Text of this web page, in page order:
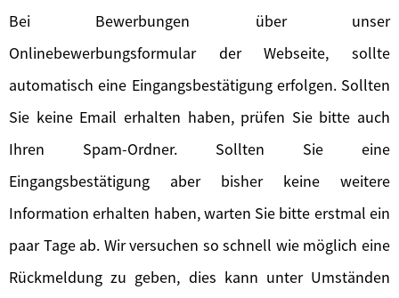
Bei Bewerbungen über unser
Onlinebewerbungsformular der Webseite, sollte
automatisch eine Eingangsbestätigung erfolgen. Sollten
Sie keine Email erhalten haben, prüfen Sie bitte auch
Ihren Spam-Ordner. Sollten Sie eine
Eingangsbestätigung aber bisher keine weitere
Information erhalten haben, warten Sie bitte erstmal ein
paar Tage ab. Wir versuchen so schnell wie möglich eine
Rückmeldung zu geben, dies kann unter Umständen